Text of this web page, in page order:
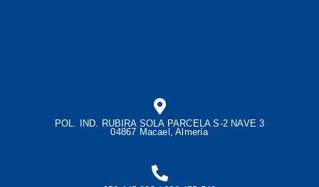
POL. IND. RUBIRA SOLA PARCELA S-2 NAVE 3
04867 Macael, Almería